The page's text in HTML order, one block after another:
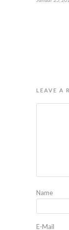
LEAVE A
Name
E-Mail